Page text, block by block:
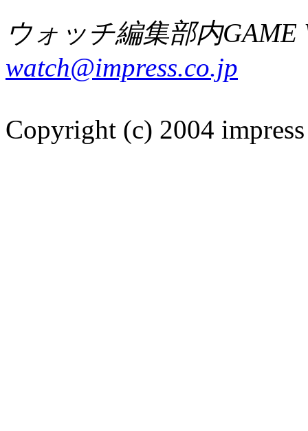
ウォッチ編集部内GAME
watch@impress.co.jp
Copyright (c) 2004